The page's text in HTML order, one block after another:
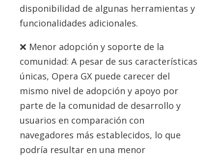
disponibilidad de algunas herramientas y
funcionalidades adicionales.
Menor adopción y soporte de la
comunidad: A pesar de sus características
únicas, Opera GX puede carecer del
mismo nivel de adopción y apoyo por
parte de la comunidad de desarrollo y
usuarios en comparación con
navegadores más establecidos, lo que
podría resultar en una menor